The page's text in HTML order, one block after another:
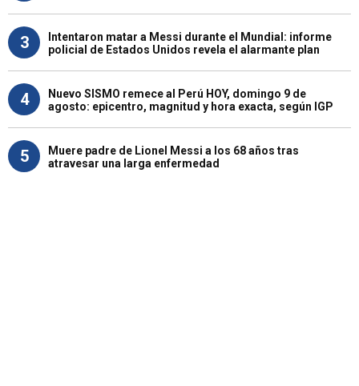
3
Intentaron matar a Messi durante el Mundial: informe
policial de Estados Unidos revela el alarmante plan
4
Nuevo SISMO remece al Perú HOY, domingo 9 de
agosto: epicentro, magnitud y hora exacta, según IGP
5
Muere padre de Lionel Messi a los 68 años tras
atravesar una larga enfermedad